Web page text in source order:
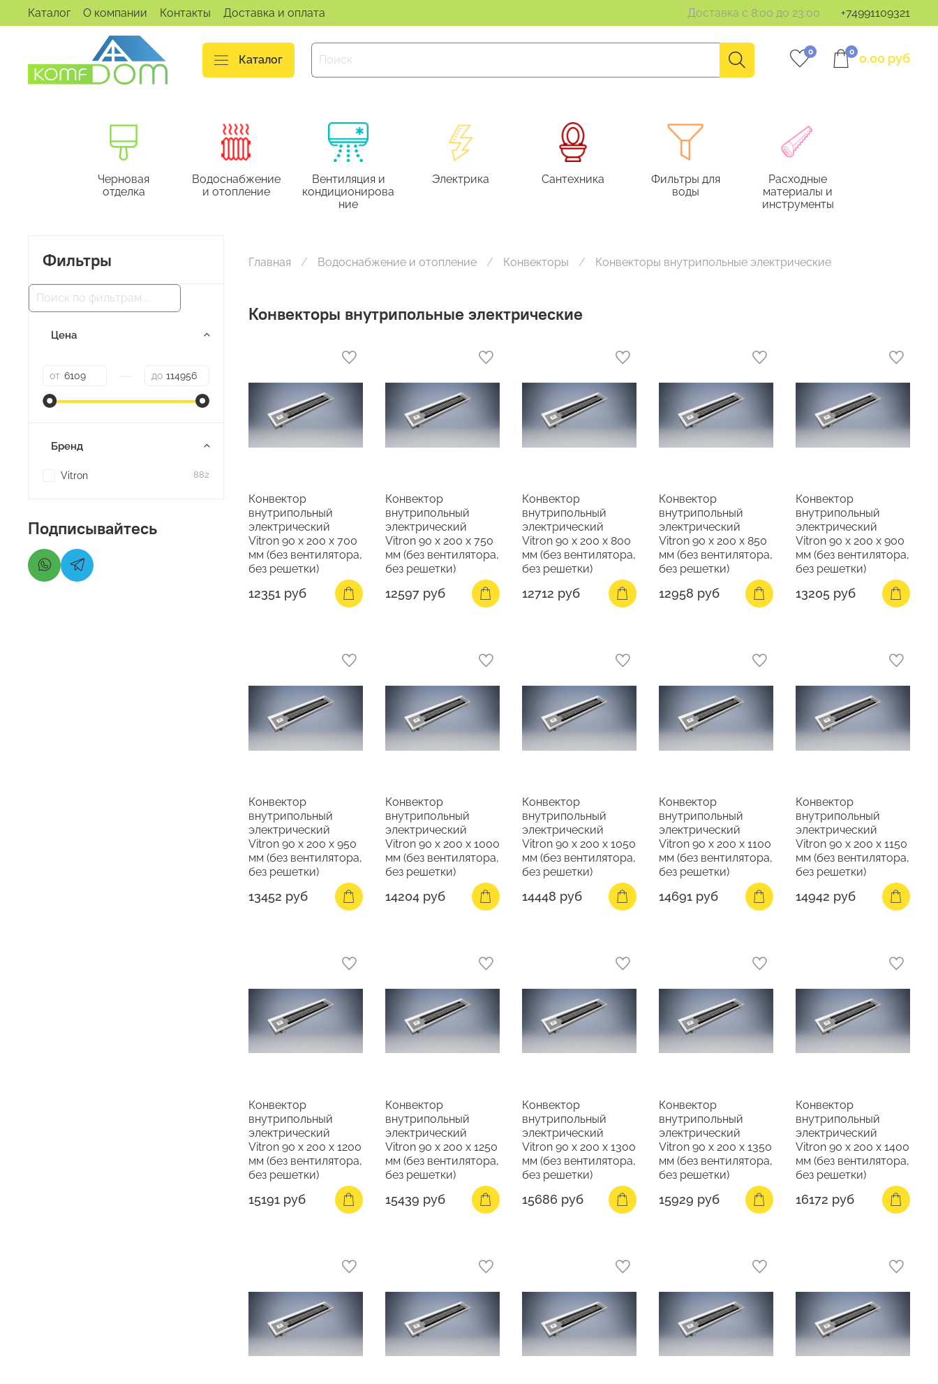
Каталог О компании Контакты Доставка и оплата Доставка с 8:00 до 23:00 +74991109321
Каталог
0 0 0.00 руб
Черновая
отделка
Водоснабжение
и отопление
Вентиляция и
кондиционирова
ние
Электрика Сантехника
Фильтры для
воды
Расходные
материалы и
инструменты
Главная Водоснабжение и отопление Конвекторы Конвекторы внутрипольные электрические
Конвекторы внутрипольные электрические
Конвектор
внутрипольный
электрический
Vitron 90 х 200 х 700
мм (без вентилятора,
без решетки)
12351 руб
Конвектор
внутрипольный
электрический
Vitron 90 х 200 х 750
мм (без вентилятора,
без решетки)
12597 руб
Конвектор
внутрипольный
электрический
Vitron 90 х 200 х 800
мм (без вентилятора,
без решетки)
12712 руб
Конвектор
внутрипольный
электрический
Vitron 90 х 200 х 850
мм (без вентилятора,
без решетки)
12958 руб
Конвектор
внутрипольный
электрический
Vitron 90 х 200 х 900
мм (без вентилятора,
без решетки)
13205 руб
Конвектор
внутрипольный
электрический
Vitron 90 х 200 х 950
мм (без вентилятора,
без решетки)
13452 руб
Конвектор
внутрипольный
электрический
Vitron 90 х 200 х 1000
мм (без вентилятора,
без решетки)
14204 руб
Конвектор
внутрипольный
электрический
Vitron 90 х 200 х 1050
мм (без вентилятора,
без решетки)
14448 руб
Конвектор
внутрипольный
электрический
Vitron 90 х 200 х 1100
мм (без вентилятора,
без решетки)
14691 руб
Конвектор
внутрипольный
электрический
Vitron 90 х 200 х 1150
мм (без вентилятора,
без решетки)
14942 руб
Конвектор
внутрипольный
электрический
Vitron 90 х 200 х 1200
мм (без вентилятора,
без решетки)
15191 руб
Конвектор
внутрипольный
электрический
Vitron 90 х 200 х 1250
мм (без вентилятора,
без решетки)
15439 руб
Конвектор
внутрипольный
электрический
Vitron 90 х 200 х 1300
мм (без вентилятора,
без решетки)
15686 руб
Конвектор
внутрипольный
электрический
Vitron 90 х 200 х 1350
мм (без вентилятора,
без решетки)
15929 руб
Конвектор
внутрипольный
электрический
Vitron 90 х 200 х 1400
мм (без вентилятора,
без решетки)
16172 руб
Фильтры
Цена
от до
Бренд
Vitron 882
Подписывайтесь